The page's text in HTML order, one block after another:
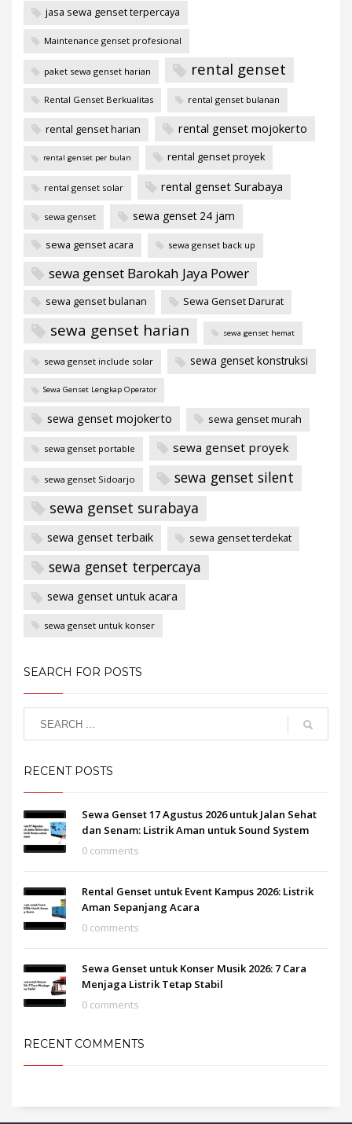
jasa sewa genset terpercaya
Maintenance genset profesional
paket sewa genset harian rental genset
Rental Genset Berkualitas rental genset bulanan
rental genset harian rental genset mojokerto
rental genset per bulan rental genset proyek
rental genset solar rental genset Surabaya
sewa genset sewa genset 24 jam
sewa genset acara sewa genset back up
sewa genset Barokah Jaya Power
sewa genset bulanan Sewa Genset Darurat
sewa genset harian sewa genset hemat
sewa genset include solar sewa genset konstruksi
Sewa Genset Lengkap Operator
sewa genset mojokerto sewa genset murah
sewa genset portable sewa genset proyek
sewa genset Sidoarjo
sewa genset silent
sewa genset surabaya
sewa genset terbaik sewa genset terdekat
sewa genset terpercaya
sewa genset untuk acara
sewa genset untuk konser
SEARCH FOR POSTS
RECENT POSTS
Sewa Genset 17 Agustus 2026 untuk Jalan Sehat
dan Senam: Listrik Aman untuk Sound System
0 comments
Rental Genset untuk Event Kampus 2026: Listrik
Aman Sepanjang Acara
0 comments
Sewa Genset untuk Konser Musik 2026: 7 Cara
Menjaga Listrik Tetap Stabil
0 comments
RECENT COMMENTS